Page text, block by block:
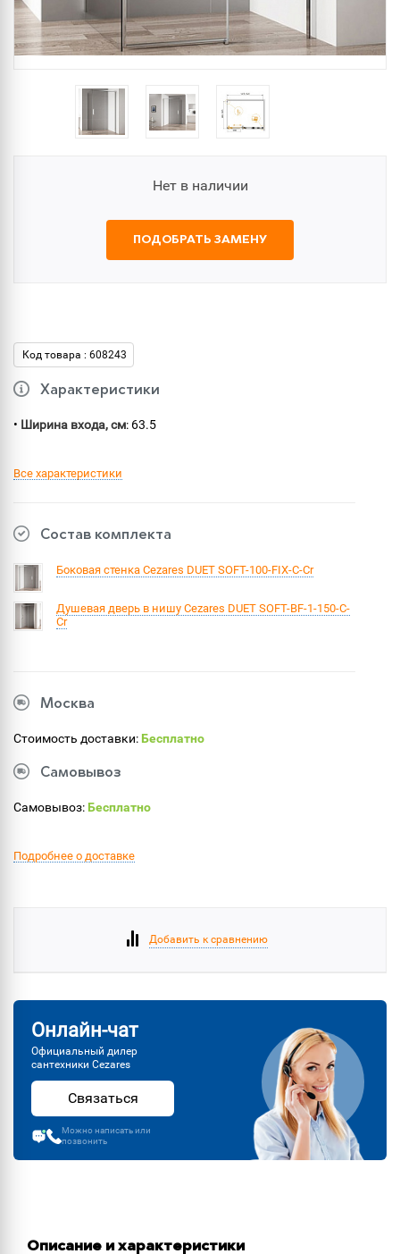
Нет в наличии
ПОДОБРАТЬ ЗАМЕНУ
Код товара : 608243
Характеристики
• Ширина входа, см: 63.5
Все характеристики
Состав комплекта
Боковая стенка Cezares DUET SOFT-100-FIX-C-Cr
Душевая дверь в нишу Cezares DUET SOFT-BF-1-150-C-
Cr
Москва
Стоимость доставки:Бесплатно
Самовывоз
Самовывоз:Бесплатно
Подробнее о доставке
Добавить к сравнению
Онлайн-чат
Официальный дилер
сантехники Cezares
Связаться
Можно написать или
позвонить
Описание и характеристики